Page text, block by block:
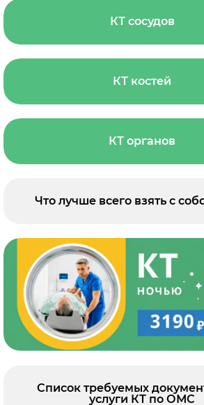
КТ сосудов
КТ костей
КТ органов
Что лучше всего взять с
Список требуемых
услуги КТ по ОМС